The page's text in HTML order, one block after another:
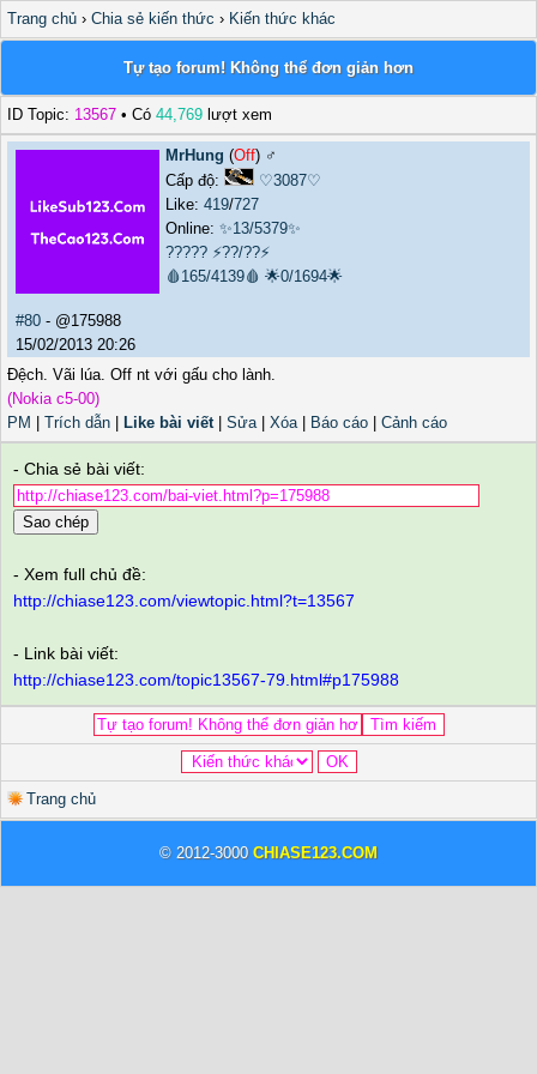
Trang chủ › Chia sẻ kiến thức › Kiến thức khác
Tự tạo forum! Không thể đơn giản hơn
ID Topic: 13567 • Có 44,769 lượt xem
MrHung (Off) ♂️
Cấp độ:
♡3087♡
Like: 419/727
Online: ✨13/5379✨
????? ⚡??/??⚡
🩸165/4139🩸 🌟0/1694🌟
#80 - @175988
15/02/2013 20:26
Đệch. Vãi lúa. Off nt với gấu cho lành.
(Nokia c5-00)
PM
Trích dẫn Like bài viết| Sửa| Xóa| Báo cáo Cảnh cáo
- Chia sẻ bài viết:
Sao chép
- Xem full chủ đề:
http://chiase123.com/viewtopic.html?t=13567
- Link bài viết:
http://chiase123.com/topic13567-79.html#p175988
Trang chủ
© 2012-3000 CHIASE123.COM